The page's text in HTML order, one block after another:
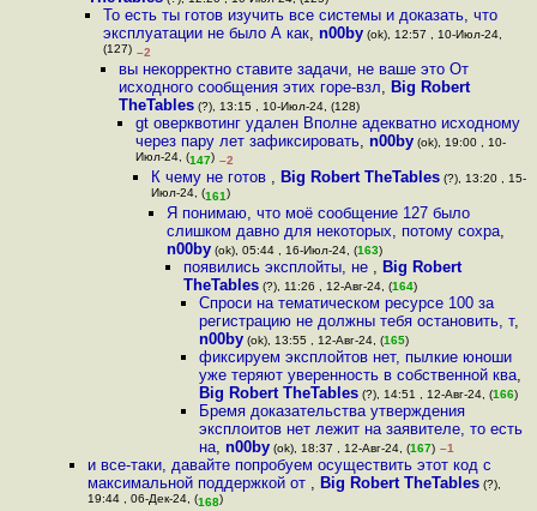
То есть ты готов изучить все системы и доказать, что
эксплуатации не было А как, n00by(ok), 12:57 , 10-Июл-24,
(127) –2
вы некорректно ставите задачи, не ваше это От
исходного сообщения этих горе-взл, Big Robert
TheTables (?), 13:15 , 10-Июл-24, (128)
gt оверквотинг удален Вполне адекватно исходному
через пару лет зафиксировать, n00by(ok), 19:00 , 10-
Июл-24, (147) –2
К чему не готов , Big Robert TheTables(?), 13:20 , 15-
Июл-24, (161)
Я понимаю, что моё сообщение 127 было
слишком давно для некоторых, потому сохра,
n00by (ok), 05:44 , 16-Июл-24, (163)
появились эксплойты, не , Big Robert
TheTables(?), 11:26 , 12-Авг-24, (164)
Спроси на тематическом ресурсе 100 за
регистрацию не должны тебя остановить, т,
n00by(ok), 13:55 , 12-Авг-24, (165)
фиксируем эксплойтов нет, пылкие юноши
уже теряют уверенность в собственной ква,
Big Robert TheTables(?), 14:51 , 12-Авг-24, (166)
Бремя доказательства утверждения
эксплоитов нет лежит на заявителе, то есть
на, n00by(ok), 18:37 , 12-Авг-24, (167) –1
и все-таки, давайте попробуем осуществить этот код с
максимальной поддержкой от , Big Robert TheTables(?),
19:44 , 06-Дек-24, (168)